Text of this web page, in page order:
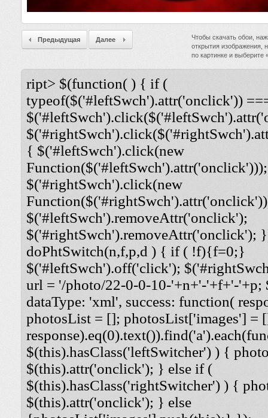
Чтобы скачать обои,
открытия изображения,
по картинке и
Предыдущая Далее
ript> $(function( ) { if (
typeof($('#leftSwch').attr('onclick'))
{ $('#leftSwch').click(new
Function($('#leftSwch').attr('onclick')));
$('#rightSwch').click(new
$('#leftSwch').removeAttr('onclick');
$('#rightSwch').removeAttr('onclick');
doPhtSwitch(n,f,p,d ) { if ( !f){f=0;}
$('#leftSwch').off('click');
url = '/photo/22-0-0-10-'+n+'-'+f+'-'+p;
dataType: 'xml', success: function(
photosList = []; photosList['images'] =
$(this).hasClass('leftSwitcher') ) {
$(this).attr('onclick'); } else if (
$(this).hasClass('rightSwitcher') ) {
$(this).attr('onclick'); } else